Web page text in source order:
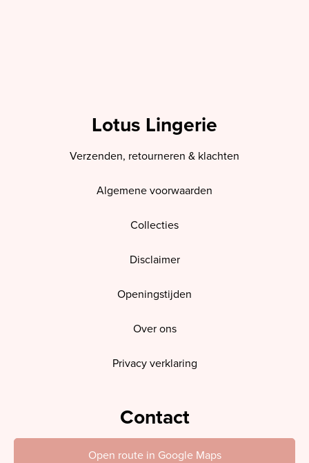
Lotus Lingerie
Verzenden, retourneren & klachten
Algemene voorwaarden
Collecties
Disclaimer
Openingstijden
Over ons
Privacy verklaring
Contact
Open route in Google Maps